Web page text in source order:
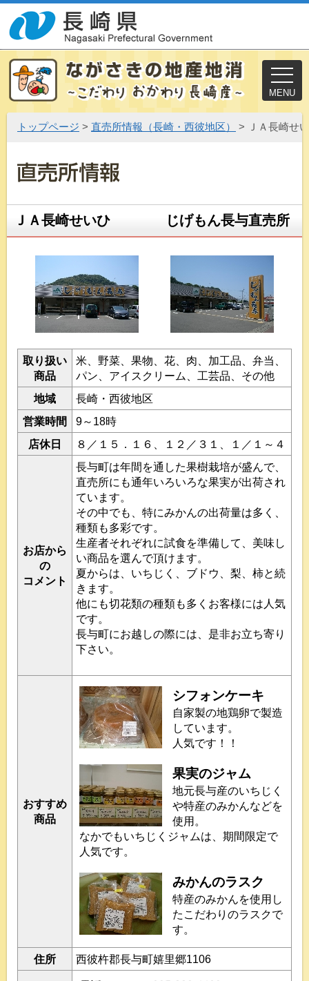
MENU
トップページ > 直売所情報（長崎・西彼地区） > ＪＡ長崎
ＪＡ長崎せいひ じげもん長与直売所
取り扱い
商品
米、野菜、果物、花、肉、加工品、弁当、
パン、アイスクリーム、工芸品、その他
地域
長崎・西彼地区
営業時間
9～18時
店休日
８／１５．１６、１２／３１、１／１～４
お店から
の
コメント
長与町は年間を通した果樹栽培が盛んで、
直売所にも通年いろいろな果実が出荷され
ています。
その中でも、特にみかんの出荷量は多く、
種類も多彩です。
生産者それぞれに試食を準備して、美味し
い商品を選んで頂けます。
夏からは、いちじく、ブドウ、梨、柿と続
きます。
他にも切花類の種類も多くお客様には人気
です。
長与町にお越しの際には、是非お立ち寄り
下さい。
おすすめ
商品
シフォンケーキ
自家製の地鶏卵で製造
しています。
人気です！！
果実のジャム
地元長与産のいちじく
や特産のみかんなどを
使用。
なかでもいちじくジャムは、期間限定で
人気です。
みかんのラスク
特産のみかんを使用し
たこだわりのラスクで
す。
住所 西彼杵郡長与町嬉里郷1106